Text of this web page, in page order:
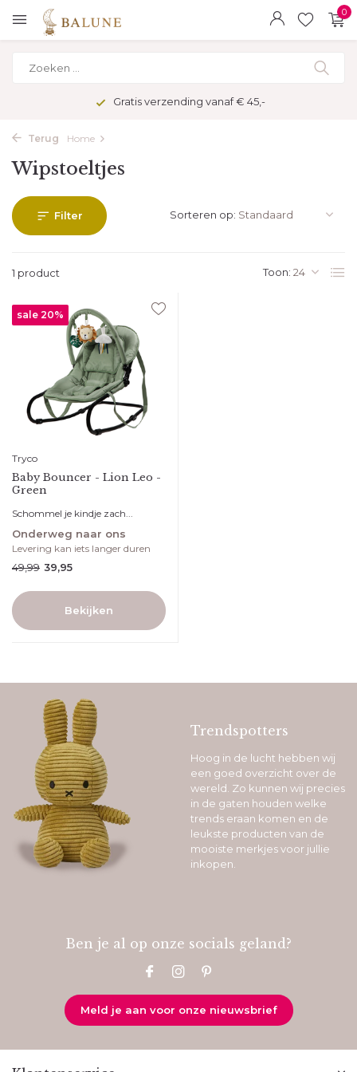
0
Gratis verzending vanaf € 45,-
Terug Home
Wipstoeltjes
Filter
1 product Toon:
Sorteren op:
sale 20%
Tryco
Baby Bouncer - Lion Leo -
Green
Schommel je kindje zach...
Onderweg naar ons
Levering kan iets langer duren
49,99 39,95
Bekijken
Trendspotters
Hoog in de lucht hebben wij
een goed overzicht over de
wereld. Zo kunnen wij precies
in de gaten houden welke
trends eraan komen en de
leukste producten van de
mooiste merkjes voor jullie
inkopen.
Ben je al op onze socials geland?
Meld je aan voor onze nieuwsbrief